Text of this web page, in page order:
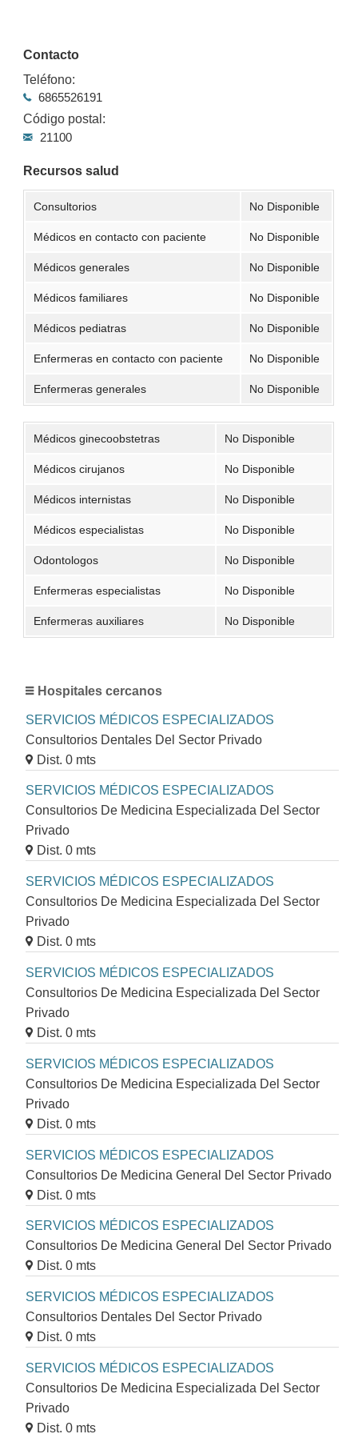
Contacto
Teléfono:
6865526191
Código postal:
21100
Recursos salud
Consultorios No Disponible
Médicos en contacto con paciente No Disponible
Médicos generales No Disponible
Médicos familiares No Disponible
Médicos pediatras No Disponible
Enfermeras en contacto con paciente No Disponible
Enfermeras generales No Disponible
Médicos ginecoobstetras No Disponible
Médicos cirujanos No Disponible
Médicos internistas No Disponible
Médicos especialistas No Disponible
Odontologos No Disponible
Enfermeras especialistas No Disponible
Enfermeras auxiliares No Disponible
Hospitales cercanos
SERVICIOS MÉDICOS ESPECIALIZADOS
Consultorios Dentales Del Sector Privado
Dist. 0 mts
SERVICIOS MÉDICOS ESPECIALIZADOS
Consultorios De Medicina Especializada Del Sector
Privado
Dist. 0 mts
SERVICIOS MÉDICOS ESPECIALIZADOS
Consultorios De Medicina Especializada Del Sector
Privado
Dist. 0 mts
SERVICIOS MÉDICOS ESPECIALIZADOS
Consultorios De Medicina Especializada Del Sector
Privado
Dist. 0 mts
SERVICIOS MÉDICOS ESPECIALIZADOS
Consultorios De Medicina Especializada Del Sector
Privado
Dist. 0 mts
SERVICIOS MÉDICOS ESPECIALIZADOS
Consultorios De Medicina General Del Sector Privado
Dist. 0 mts
SERVICIOS MÉDICOS ESPECIALIZADOS
Consultorios De Medicina General Del Sector Privado
Dist. 0 mts
SERVICIOS MÉDICOS ESPECIALIZADOS
Consultorios Dentales Del Sector Privado
Dist. 0 mts
SERVICIOS MÉDICOS ESPECIALIZADOS
Consultorios De Medicina Especializada Del Sector
Privado
Dist. 0 mts